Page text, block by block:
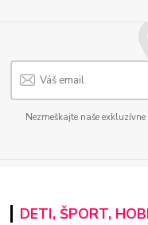
Nezmeškajte naše
DETI, ŠPORT,